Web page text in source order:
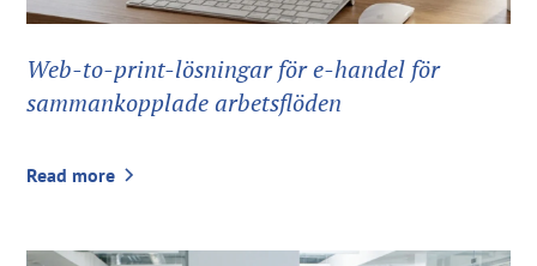
Web-to-print-lösningar för e-handel för
sammankopplade arbetsflöden
Read more